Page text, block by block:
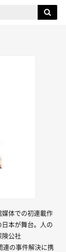
媒体での初連載作
本が舞台。人の
険公社
連の事件解決に携